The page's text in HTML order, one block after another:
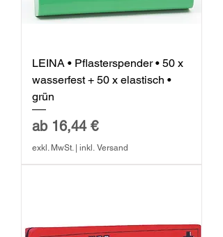
LEINA • Pflasterspender • 50 x
wasserfest + 50 x elastisch •
grün
ab 16,44 €
Sale-Preis
exkl. MwSt. | inkl. Versand